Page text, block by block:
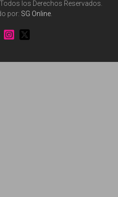
los Derechos Reservados.
por: SG Online.